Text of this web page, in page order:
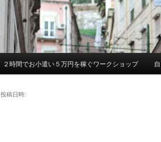
２時間でお小遣い５万円を稼ぐワークショップ
投稿日時: